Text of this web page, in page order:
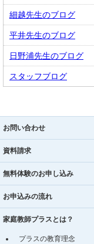
細越先生のブログ
平井先生のブログ
日野浦先生のブログ
スタッフブログ
お問い合わせ
資料請求
無料体験のお申し込み
お申込みの流れ
家庭教師プラスとは？
プラスの教育理念